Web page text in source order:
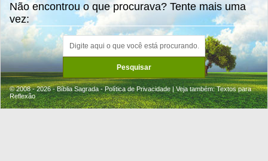
Não encontrou o que procurava? Tente mais uma
vez:
© 2008 - 2026 - Bíblia Sagrada -Política de Privacidade | Veja também:Textos para
Reflexão